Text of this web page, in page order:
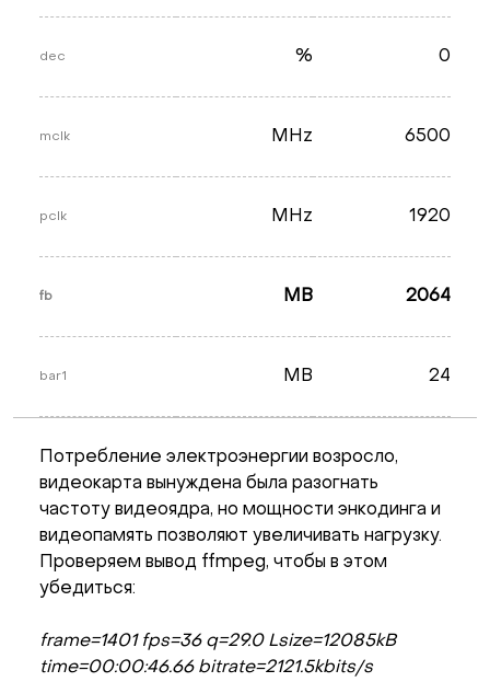
dec % 0
mclk MHz 6500
pclk MHz 1920
fb MB 2064
bar1 MB 24
Потребление электроэнергии возросло,
видеокарта вынуждена была разогнать
частоту видеоядра, но мощности энкодинга и
видеопамять позволяют увеличивать нагрузку.
Проверяем вывод ffmpeg, чтобы в этом
убедиться:
frame=1401 fps=36 q=29.0 Lsize=12085kB
time=00:00:46.66 bitrate=2121.5kbits/s